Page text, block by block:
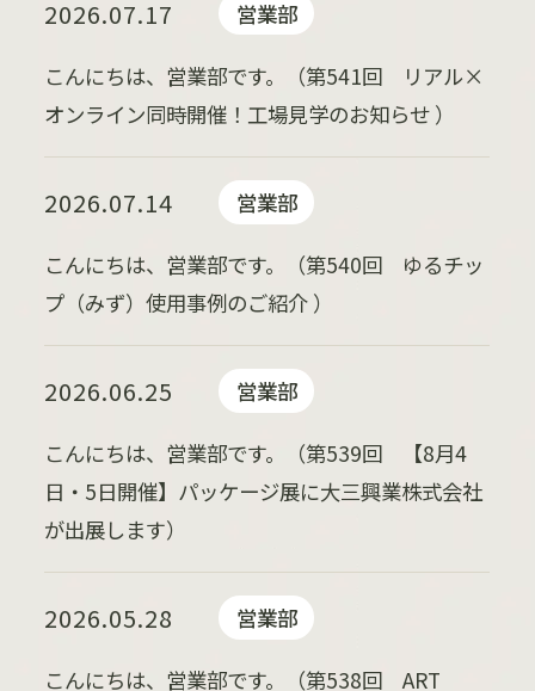
2026.07.17 営業部
こんにちは、営業部です。（第541回 リアル×
オンライン同時開催！工場見学のお知らせ ）
2026.07.14 営業部
こんにちは、営業部です。（第540回 ゆるチッ
プ（みず）使用事例のご紹介 ）
2026.06.25 営業部
こんにちは、営業部です。（第539回 【8月4
日・5日開催】パッケージ展に大三興業株式会社
が出展します）
2026.05.28 営業部
こんにちは、営業部です。（第538回 ART